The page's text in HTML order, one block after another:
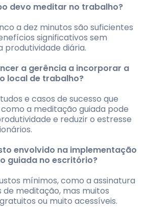
devo meditar no trabalho?
a dez minutos são suficientes
significativos sem
diária.
a gerência a incorporar a
local de trabalho?
e casos de sucesso que
a meditação guiada pode
e reduzir o estresse
envolvido na implementação
guiada no escritório?
mínimos, como a assinatura
meditação, mas muitos
ou muito acessíveis.